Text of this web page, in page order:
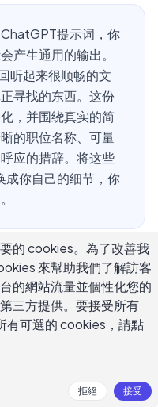
提示词，你
产生通用的输出。
听起来很顺畅的文
寻找的东西。这份
，并围绕真实的简
的职位名称、可量
应的措辞。将这些
你自己的细节，你
提示词真正有
的结构：它们指定输
你实际经验的背景，并
的简历"无法告诉模型你
你提供的背景越多，人工
的 cookies。為了改善我
來幫助我們了解訪客
的網站流量並個性化您的
三方提供。要接受所有
有可選的 cookies，請點
拒絕 接受